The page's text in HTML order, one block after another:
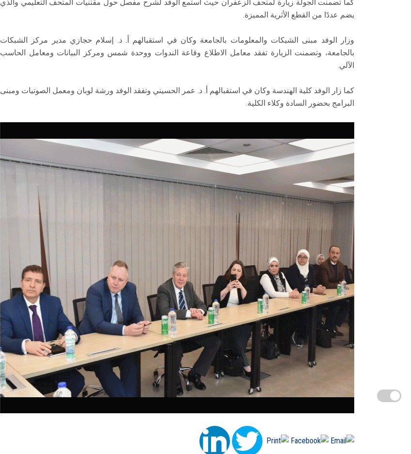
كما تضمنت الجولة زيارة لمتحف الزعفران حيث استمع الوفد لشرح مفصل حول مقتنيات المتحف التعليمي والذي
يضم عددًا من القطع الأثرية المميزة.
وزار الوفد مبنى الشبكات والمعلومات بالجامعة وكان في استقبالهم أ. د. إسلام حجازي مدير مركز الشبكات
بالجامعة، وتضمنت الزيارة تفقد معامل الاطلاع وقاعة الندوات ووحدة شمس ومركز البيانات ومعامل الحاسب
الآلي.
كما زار الوفد كلية الهندسة وكان في استقبالهم أ. د. عمر الحسيني وتفقد الوفد ورشة لوبان ومعمل الصوتيات ومبنى
البرامج بحضور السادة وكلاء الكلية.